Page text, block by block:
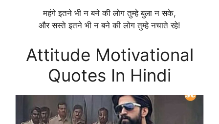
महंगे इतने भी न बने की लोग तुम्हे बुला न सके,
और सस्ते इतने भी न बने की लोग तुम्हे नचाते रहे!
Attitude Motivational
Quotes In Hindi